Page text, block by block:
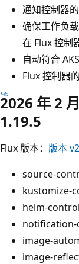
通知控制器
确保工作负
在 Flux 控制
自动符合
Flux 控制器
2026 年 2
1.19.5
Flux 版本： 版本
source-
kustomize-
helm-
notification-
image-
image-